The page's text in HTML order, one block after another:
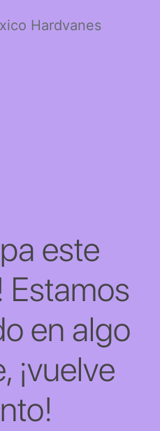
Hardvanes
este
Estamos
en algo
¡vuelve